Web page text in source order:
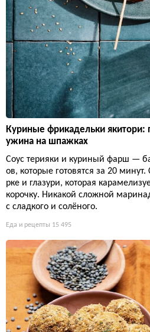
Куриные фрикадельки якитори:
ужина на шпажках
Соус терияки и куриный фарш —
ов, которые готовятся за 20
рке и глазури, которая
корочку. Никакой сложной
с сладкого и солёного.
Еда и рецепты 15 495